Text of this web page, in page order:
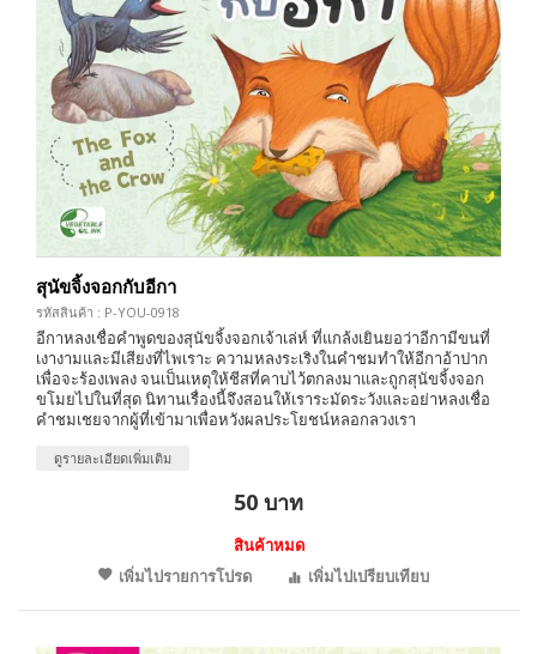
สุนัขจิ้งจอกกับอีกา
รหัสสินค้า : P-YOU-0918
อีกาหลงเชื่อคำพูดของสุนัขจิ้งจอกเจ้าเล่ห์ ที่แกล้งเยินยอว่าอีกามีขนที่
เงางามและมีเสียงที่ไพเราะ ความหลงระเริงในคำชมทำให้อีกาอ้าปาก
เพื่อจะร้องเพลง จนเป็นเหตุให้ชีสที่คาบไว้ตกลงมาและถูกสุนัขจิ้งจอก
ขโมยไปในที่สุด นิทานเรื่องนี้จึงสอนให้เราระมัดระวังและอย่าหลงเชื่อ
คำชมเชยจากผู้ที่เข้ามาเพื่อหวังผลประโยชน์หลอกลวงเรา
ดูรายละเอียดเพิ่มเติม
50 บาท
สินค้าหมด
เพิ่มไปรายการโปรด
เพิ่มไปเปรียบเทียบ